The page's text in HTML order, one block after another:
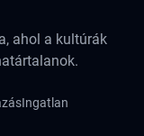
ahol a kultúrák
Ingatlan